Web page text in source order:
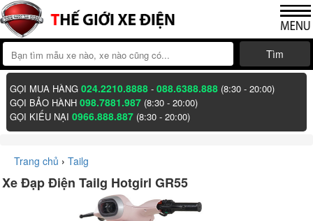
Tìm
GỌI MUA HÀNG024.2210.8888 -088.6388.888 (8:30 - 20:00)
GỌI BẢO HÀNH098.7881.987 (8:30 - 20:00)
GỌI KIẾU NẠI0966.888.887 (8:30 - 20:00)
Trang chủ › Tailg
Xe Đạp Điện Tailg Hotgirl GR55